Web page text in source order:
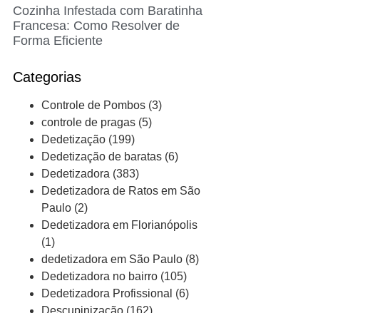
Cozinha Infestada com Baratinha
Francesa: Como Resolver de
Forma Eficiente
Categorias
Controle de Pombos (3)
controle de pragas (5)
Dedetização (199)
Dedetização de baratas (6)
Dedetizadora (383)
Dedetizadora de Ratos em São
Paulo (2)
Dedetizadora em Florianópolis
(1)
dedetizadora em São Paulo (8)
Dedetizadora no bairro (105)
Dedetizadora Profissional (6)
Descupinização (162)